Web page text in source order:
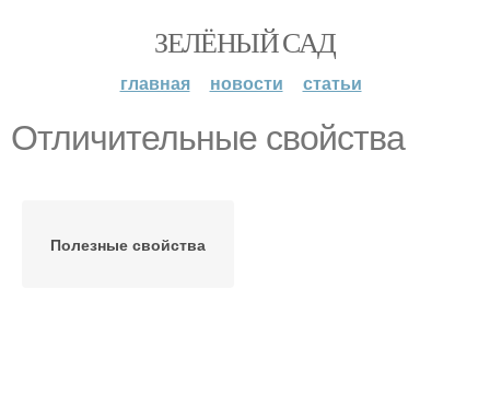
ЗЕЛЁНЫЙ САД
главная новости статьи
Отличительные свойства
Полезные свойства